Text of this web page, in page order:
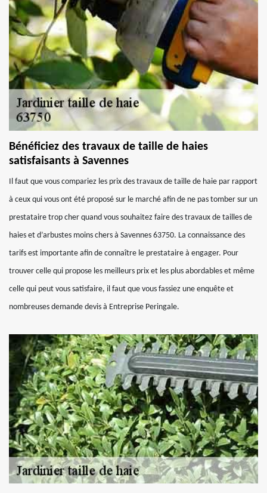
Bénéficiez des travaux de taille de haies
satisfaisants à Savennes
Il faut que vous compariez les prix des travaux de taille de haie par rapport
à ceux qui vous ont été proposé sur le marché afin de ne pas tomber sur un
prestataire trop cher quand vous souhaitez faire des travaux de tailles de
haies et d’arbustes moins chers à Savennes 63750. La connaissance des
tarifs est importante afin de connaître le prestataire à engager. Pour
trouver celle qui propose les meilleurs prix et les plus abordables et même
celle qui peut vous satisfaire, il faut que vous fassiez une enquête et
nombreuses demande devis à Entreprise Peringale.